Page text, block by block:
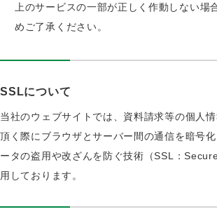
上のサービスの一部が正しく作動しない場
めご了承ください。
SSLについて
当社のウェブサイトでは、資料請求等の個人
頂く際にブラウザとサーバー間の通信を暗号
ータの盗用や改ざんを防ぐ技術（SSL：
用しております。